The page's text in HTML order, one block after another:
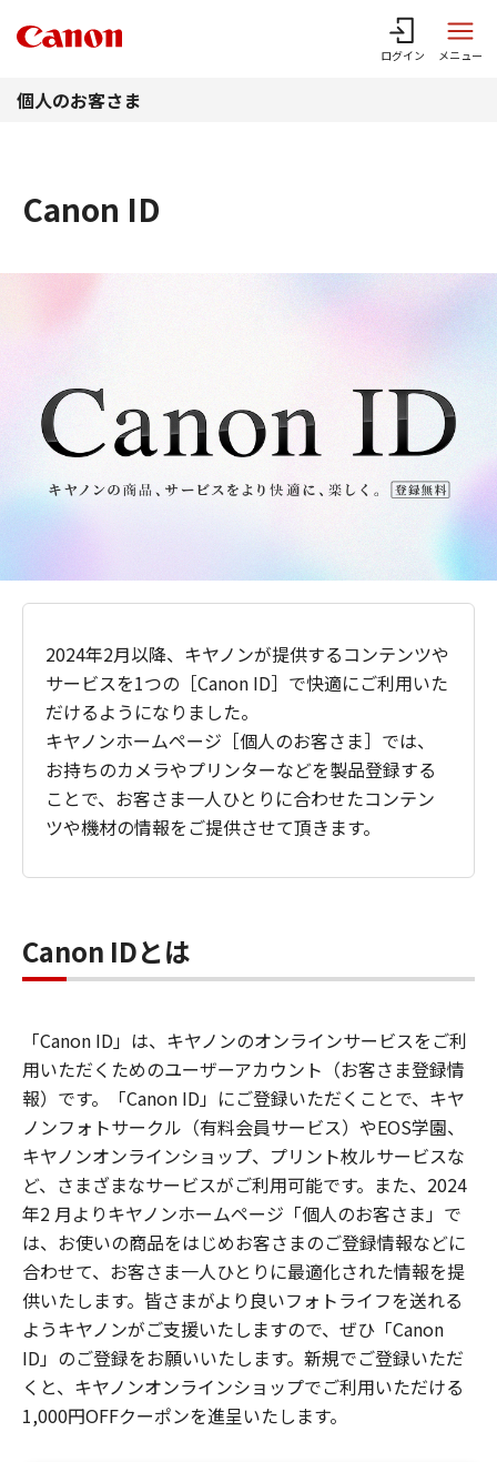
ログイン メニュー
個人のお客さま
Canon ID
2024年2月以降、キヤノンが提供するコンテンツや
サービスを1つの［Canon ID］で快適にご利用いた
だけるようになりました。
キヤノンホームページ［個人のお客さま］では、
お持ちのカメラやプリンターなどを製品登録する
ことで、お客さま一人ひとりに合わせたコンテン
ツや機材の情報をご提供させて頂きます。
Canon IDとは
「Canon ID」は、キヤノンのオンラインサービスをご利
用いただくためのユーザーアカウント（お客さま登録情
報）です。「Canon ID」にご登録いただくことで、キヤ
ノンフォトサークル（有料会員サービス）やEOS学園、
キヤノンオンラインショップ、プリント枚ルサービスな
ど、さまざまなサービスがご利用可能です。また、2024
年2 月よりキヤノンホームページ「個人のお客さま」で
は、お使いの商品をはじめお客さまのご登録情報などに
合わせて、お客さま一人ひとりに最適化された情報を提
供いたします。皆さまがより良いフォトライフを送れる
ようキヤノンがご支援いたしますので、ぜひ「Canon
ID」のご登録をお願いいたします。新規でご登録いただ
くと、キヤノンオンラインショップでご利用いただける
1,000円OFFクーポンを進呈いたします。